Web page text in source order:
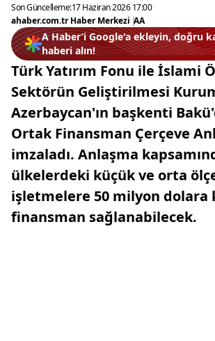
Son Güncelleme:17 Haziran 2026 17:00
ahaber.com.tr Haber Merkezi |AA
A Haber’i Google'a ekleyin, doğru
haberi alın!
Türk Yatırım Fonu ile İslami
Sektörün Geliştirilmesi
Azerbaycan'ın başkenti
Ortak Finansman Çerçeve
imzaladı. Anlaşma
ülkelerdeki küçük ve orta
işletmelere 50 milyon dolara
finansman sağlanabilecek.